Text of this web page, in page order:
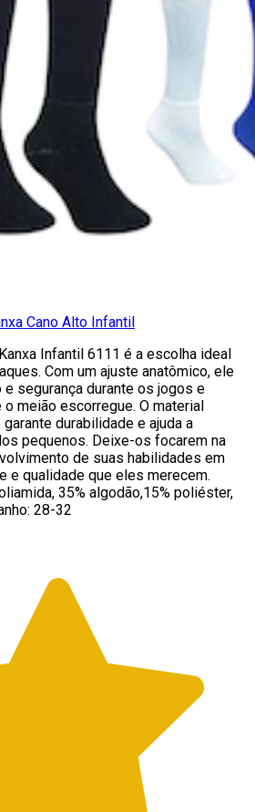
Cano Alto Infantil
Infantil 6111 é a escolha ideal
Com um ajuste anatômico, ele
segurança durante os jogos e
meião escorregue. O material
durabilidade e ajuda a
pequenos. Deixe-os focarem na
de suas habilidades em
e qualidade que eles merecem.
35% algodão,15% poliéster,
28-32